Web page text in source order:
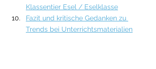
Klassentier Esel / Eselklasse
Fazit und kritische Gedanken zu
Trends bei Unterrichtsmaterialien